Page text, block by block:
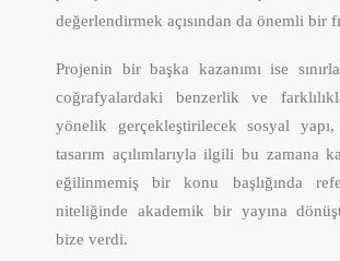
değerlendirmek açısından da önemli bir
Projenin bir başka kazanımı ise
coğrafyalardaki benzerlik ve
yönelik gerçekleştirilecek sosyal
tasarım açılımlarıyla ilgili bu zamana
eğilinmemiş bir konu başlığında
niteliğinde akademik bir yayına
bize verdi.